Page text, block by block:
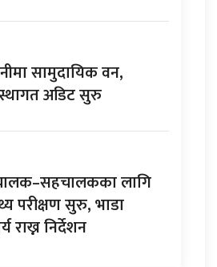
सामुदायिक वन,
अडिट सुरु
लागि
परीक्षण सुरु, भाडा
राख्न निर्देशन